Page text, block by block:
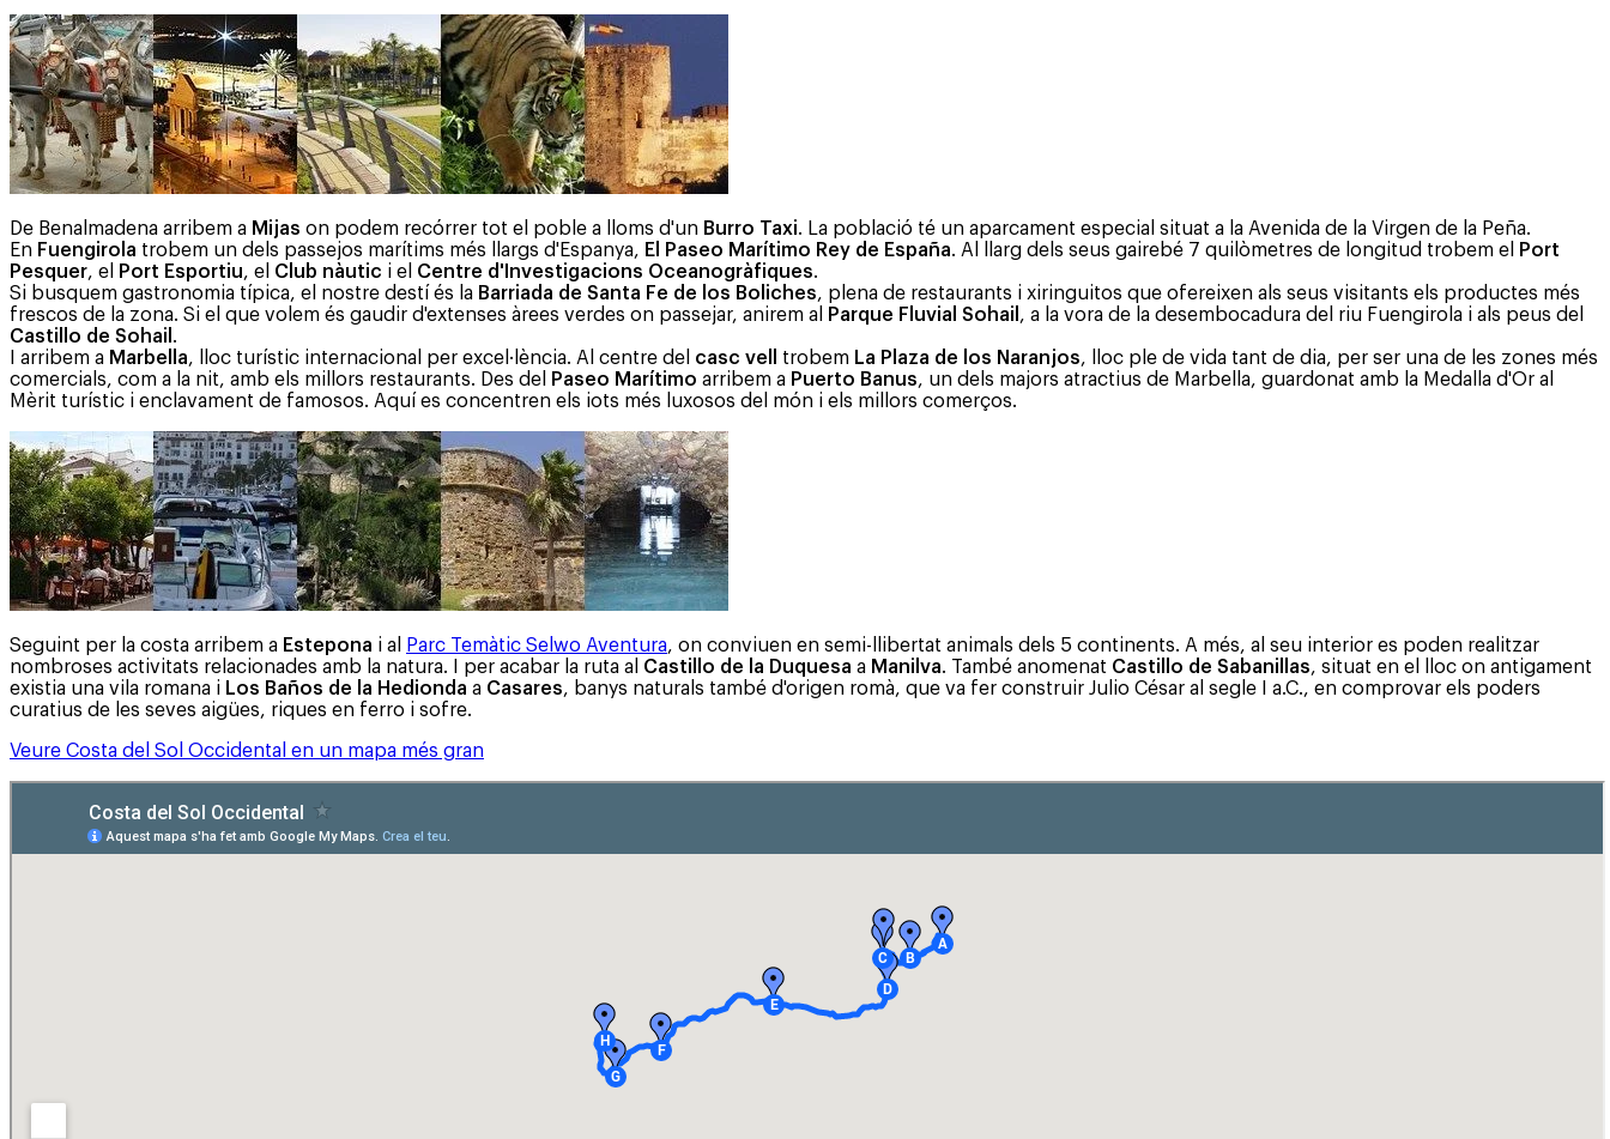
De Benalmadena arribem a Mijas on podem recórrer tot el poble a lloms d'un Burro Taxi. La població té un aparcament especial situat a la Avenida de la Virgen de la Peña.
En Fuengirola trobem un dels passejos marítims més llargs d'Espanya, El Paseo Marítimo Rey de España. Al llarg dels seus gairebé 7 quilòmetres de longitud trobem el
Port
Pesquer, el Port Esportiu, el Club nàutic i el Centre d'Investigacions Oceanogràfiques.
Si busquem gastronomia típica, el nostre destí és la Barriada de Santa Fe de los Boliches, plena de restaurants i xiringuitos que ofereixen als seus visitants els productes més
frescos de la zona. Si el que volem és gaudir d'extenses àrees verdes on passejar, anirem al
Parque Fluvial Sohail , a la vora de la desembocadura del riu Fuengirola i als peus del
Castillo de Sohail .
I arribem a Marbella, lloc turístic internacional per excel·lència. Al centre del casc vell trobem La Plaza de los Naranjos, lloc ple de vida tant de dia, per ser una de les zones més
comercials, com a la nit, amb els millors restaurants. Des del
Paseo Marítimo arribem a Puerto Banus, un dels majors atractius de Marbella, guardonat amb la Medalla d'Or al
Mèrit turístic i enclavament de famosos. Aquí es concentren els iots més luxosos del món i els millors comerços.
Seguint per la costa arribem a Estepona i al Parc Temàtic Selwo Aventura, on conviuen en semi-llibertat animals dels 5 continents. A més, al seu interior es poden realitzar
nombroses activitats relacionades amb la natura. I per acabar la ruta al Castillo de la Duquesa a Manilva. També anomenat Castillo de Sabanillas, situat en el lloc on antigament
existia una vila romana i Los Baños de la Hedionda a Casares, banys naturals també d'origen romà, que va fer construir Julio César al segle I a.C., en comprovar els poders
curatius de les seves aigües, riques en ferro i sofre.
Veure Costa del Sol Occidental en un mapa més gran